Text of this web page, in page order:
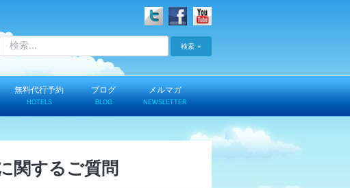
検索
無料代行予約
HOTELS
ブログ
BLOG
メルマガ
NEWSLETTER
関するご質問